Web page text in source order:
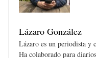
Lázaro González
Lázaro es un periodista y
Ha colaborado para